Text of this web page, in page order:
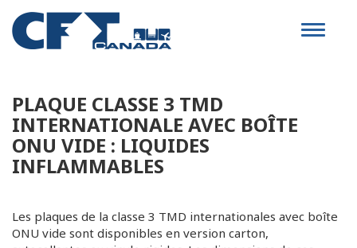
Toggle
PLAQUE CLASSE 3 TMD
INTERNATIONALE AVEC BOÎTE
ONU VIDE : LIQUIDES
INFLAMMABLES
Les plaques de la classe 3 TMD internationales avec boîte
ONU vide sont disponibles en version carton,